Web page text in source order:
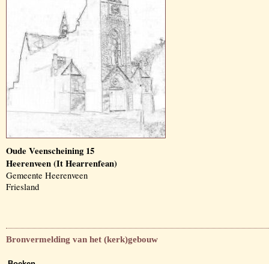
Oude Veenscheining 15
Heerenveen (It Hearrenfean)
Gemeente Heerenveen
Friesland
Bronvermelding van het (kerk)gebouw